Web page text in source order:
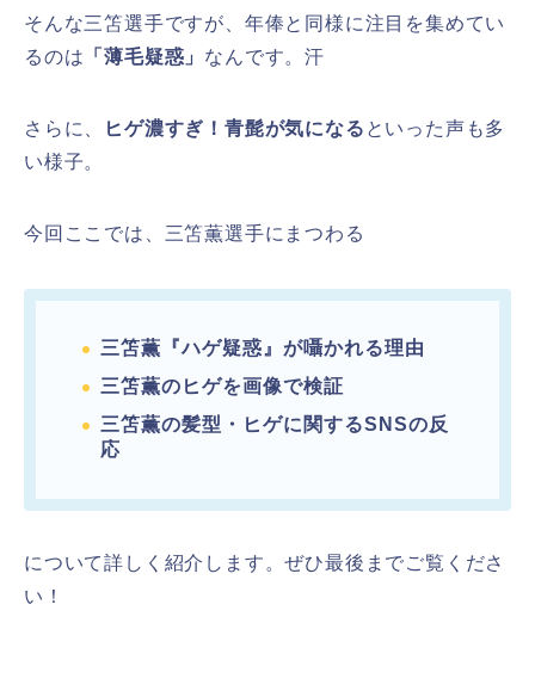
そんな三笘選手ですが、年俸と同様に注目を集めてい
るのは 「薄毛疑惑」 なんです。汗
さらに、 ヒゲ濃すぎ！青髭が気になる といった声も多
い様子。
今回ここでは、三笘薫選手にまつわる
三笘薫『ハゲ疑惑』が囁かれる理由
三笘薫のヒゲを画像で検証
三笘薫の髪型・ヒゲに関するSNSの反
応
について詳しく紹介します。ぜひ最後までご覧くださ
い！